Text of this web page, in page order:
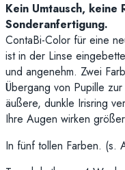
Kein Umtausch, keine
Sonderanfertigung.
ContaBi-Color für eine
ist in der Linse
und angenehm. Zwei
Übergang von Pupille
äußere, dunkle Irisring
Ihre Augen wirken
In fünf tollen Farben. (s.